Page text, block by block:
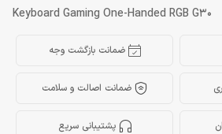
Keyboard Gaming One-Handed RGB G30
ضمانت بازگشت وجه
ضمانت اصالت و سلامت
پشتیبانی سریع